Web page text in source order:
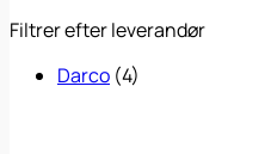
Filtrer efter leverandør
Darco (4)